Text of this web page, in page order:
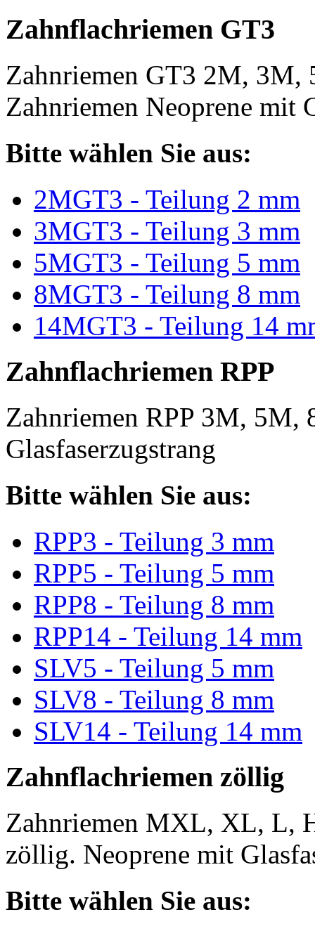
Zahnflachriemen GT3
Zahnriemen GT3 2M, 3M,
Zahnriemen Neoprene mit
Bitte wählen Sie aus:
2MGT3 - Teilung 2 mm
3MGT3 - Teilung 3 mm
5MGT3 - Teilung 5 mm
8MGT3 - Teilung 8 mm
14MGT3 - Teilung 14
Zahnflachriemen RPP
Zahnriemen RPP 3M, 5M,
Glasfaserzugstrang
Bitte wählen Sie aus:
RPP3 - Teilung 3 mm
RPP5 - Teilung 5 mm
RPP8 - Teilung 8 mm
RPP14 - Teilung 14 mm
SLV5 - Teilung 5 mm
SLV8 - Teilung 8 mm
SLV14 - Teilung 14 mm
Zahnflachriemen zöllig
Zahnriemen MXL, XL, L,
zöllig. Neoprene mit
Bitte wählen Sie aus: